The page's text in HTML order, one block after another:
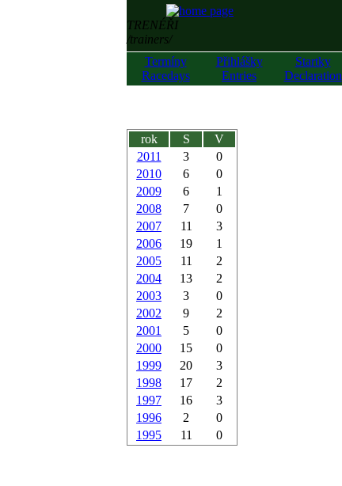
TRENÉŘI
/trainers/
Termíny
Racedays
Přihlášky
Entries
Startky
Declaration
rok S
V
2011
3
0
2010
6
0
2009
6
1
2008
7
0
2007
11
3
2006
19
1
2005
11
2
2004
13
2
2003
3
0
2002
9
2
2001
5
0
2000
15
0
1999
20
3
1998
17
2
1997
16
3
1996
2
0
1995
11 0